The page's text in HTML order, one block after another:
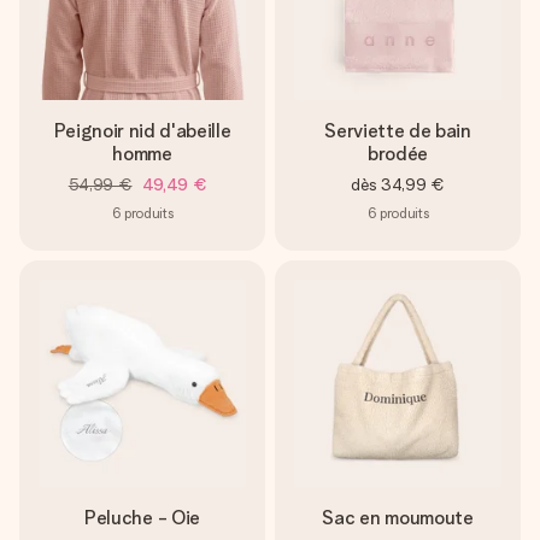
Peignoir nid d'abeille
homme
54,99 € 49,49 €
6 produits
Serviette de bain
brodée
dès 34,99 €
6 produits
Peluche - Oie Sac en moumoute